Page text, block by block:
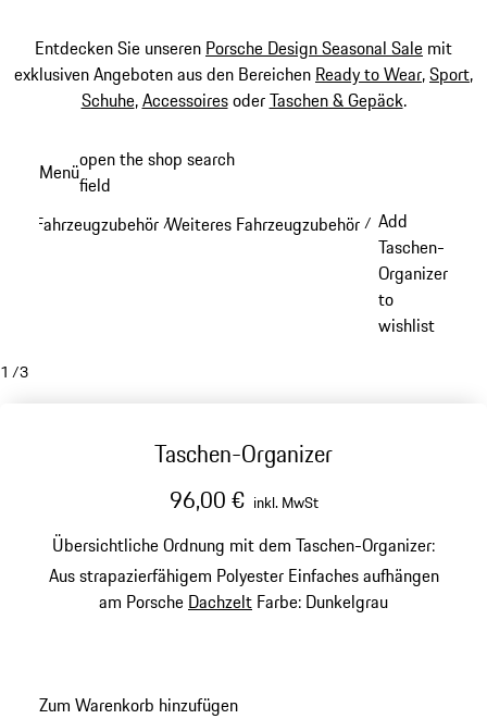
Entdecken Sie unseren Porsche Design Seasonal Sale mit
exklusiven Angeboten aus den Bereichen Ready to Wear,Sport,
Schuhe,AccessoiresoderTaschen & Gepäck.
Hauptinhalt
Menüopen the shop search
field
Fahrzeugzubehör /Weiteres Fahrzeugzubehör / Add
Taschen-
Organizer
to
wishlist
1 /3
Taschen-Organizer
96,00 € inkl. MwSt
Übersichtliche Ordnung mit dem Taschen-Organizer:
Aus strapazierfähigem Polyester Einfaches aufhängen
am Porsche Dachzelt Farbe: Dunkelgrau
Zum Warenkorb hinzufügen